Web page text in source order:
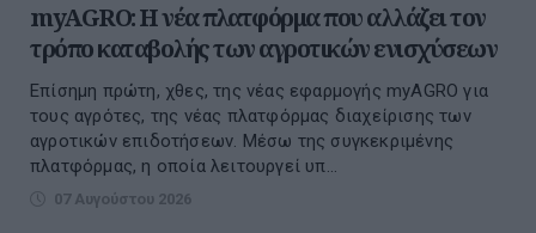
myAGRO: Η νέα πλατφόρμα που αλλάζει τον
τρόπο καταβολής των αγροτικών ενισχύσεων
Επίσημη πρώτη, χθες, της νέας εφαρμογής myAGRO για
τους αγρότες, της νέας πλατφόρμας διαχείρισης των
αγροτικών επιδοτήσεων. Μέσω της συγκεκριμένης
πλατφόρμας, η οποία λειτουργεί υπ...
07 Αυγούστου 2026